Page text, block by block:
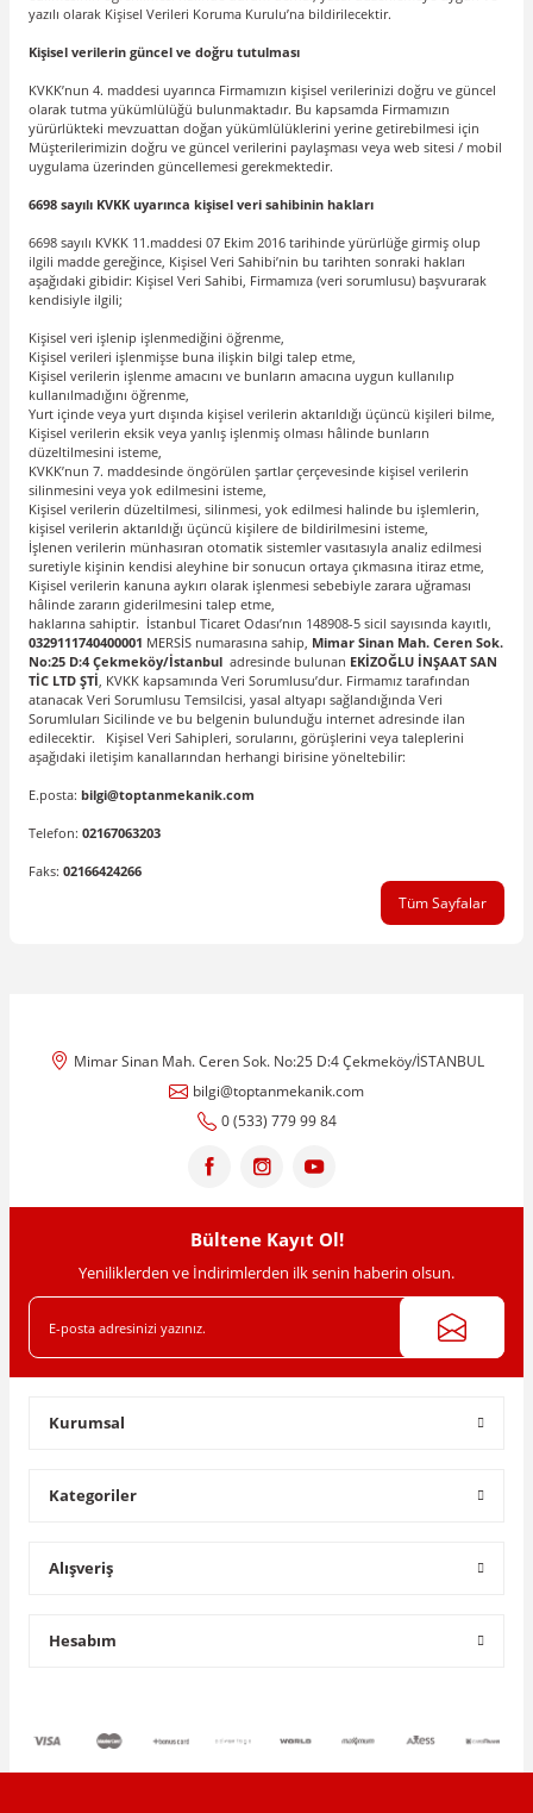
yazılı olarak Kişisel Verileri Koruma Kurulu’na bildirilecektir.
Kişisel verilerin güncel ve doğru tutulması
KVKK’nun 4. maddesi uyarınca Firmamızın kişisel verilerinizi doğru ve güncel
olarak tutma yükümlülüğü bulunmaktadır. Bu kapsamda Firmamızın
yürürlükteki mevzuattan doğan yükümlülüklerini yerine getirebilmesi için
Müşterilerimizin doğru ve güncel verilerini paylaşması veya web sitesi / mobil
uygulama üzerinden güncellemesi gerekmektedir.
6698 sayılı KVKK uyarınca kişisel veri sahibinin hakları
6698 sayılı KVKK 11.maddesi 07 Ekim 2016 tarihinde yürürlüğe girmiş olup
ilgili madde gereğince, Kişisel Veri Sahibi’nin bu tarihten sonraki hakları
aşağıdaki gibidir: Kişisel Veri Sahibi, Firmamıza (veri sorumlusu) başvurarak
kendisiyle ilgili;
Kişisel veri işlenip işlenmediğini öğrenme,
Kişisel verileri işlenmişse buna ilişkin bilgi talep etme,
Kişisel verilerin işlenme amacını ve bunların amacına uygun kullanılıp
kullanılmadığını öğrenme,
Yurt içinde veya yurt dışında kişisel verilerin aktarıldığı üçüncü kişileri bilme,
Kişisel verilerin eksik veya yanlış işlenmiş olması hâlinde bunların
düzeltilmesini isteme,
KVKK’nun 7. maddesinde öngörülen şartlar çerçevesinde kişisel verilerin
silinmesini veya yok edilmesini isteme,
Kişisel verilerin düzeltilmesi, silinmesi, yok edilmesi halinde bu işlemlerin,
kişisel verilerin aktarıldığı üçüncü kişilere de bildirilmesini isteme,
İşlenen verilerin münhasıran otomatik sistemler vasıtasıyla analiz edilmesi
suretiyle kişinin kendisi aleyhine bir sonucun ortaya çıkmasına itiraz etme,
Kişisel verilerin kanuna aykırı olarak işlenmesi sebebiyle zarara uğraması
hâlinde zararın giderilmesini talep etme,
haklarına sahiptir. İstanbul Ticaret Odası’nın 148908-5 sicil sayısında kayıtlı,
0329111740400001 MERSİS numarasına sahip, Mimar Sinan Mah. Ceren Sok.
No:25 D:4 Çekmeköy/İstanbul adresinde bulunan EKİZOĞLU İNŞAAT SAN
TİC LTD ŞTİ, KVKK kapsamında Veri Sorumlusu’dur. Firmamız tarafından
atanacak Veri Sorumlusu Temsilcisi, yasal altyapı sağlandığında Veri
Sorumluları Sicilinde ve bu belgenin bulunduğu internet adresinde ilan
edilecektir. Kişisel Veri Sahipleri, sorularını, görüşlerini veya taleplerini
aşağıdaki iletişim kanallarından herhangi birisine yöneltebilir:
E.posta: bilgi@toptanmekanik.com
Telefon: 02167063203
Faks: 02166424266
Tüm Sayfalar
Mimar Sinan Mah. Ceren Sok. No:25 D:4 Çekmeköy/İSTANBUL
bilgi@toptanmekanik.com
0 (533) 779 99 84
Bültene Kayıt Ol!
Yeniliklerden ve İndirimlerden ilk senin haberin olsun.
Kurumsal
Kategoriler
Alışveriş
Hesabım